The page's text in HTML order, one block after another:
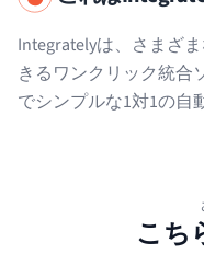
Integratelyは、さまざ
きるワンクリック統合
でシンプルな1対1の自
こち